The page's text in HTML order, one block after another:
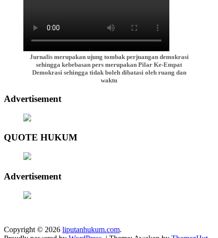
Jurnalis merupakan ujung tombak perjuangan demokrasi
sehingga kebebasan pers merupakan Pilar Ke-Empat
Demokrasi sehingga tidak boleh dibatasi oleh ruang dan
waktu
Advertisement
QUOTE HUKUM
Advertisement
Copyright © 2026 liputanhukum.com.